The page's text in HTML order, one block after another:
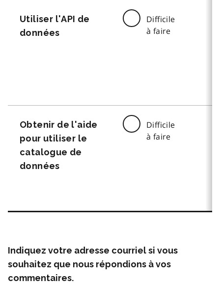
Utiliser l'API de
données
Difficile
à faire
Obtenir de l'aide
pour utiliser le
catalogue de
données
Difficile
à faire
Indiquez votre adresse courriel si vous
souhaitez que nous répondions à vos
commentaires.